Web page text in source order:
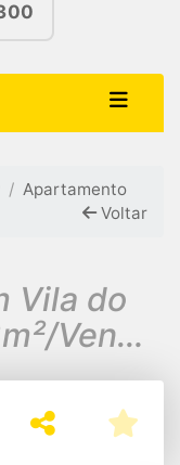
Apartamento
Voltar
Vila do
Venda